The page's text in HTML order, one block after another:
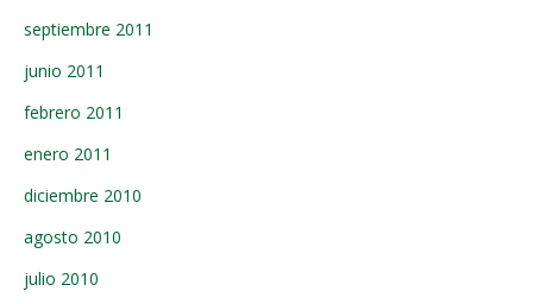
septiembre 2011
junio 2011
febrero 2011
enero 2011
diciembre 2010
agosto 2010
julio 2010